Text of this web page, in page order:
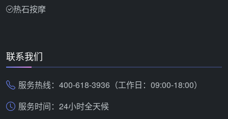
热石按摩
联系我们
服务热线：400-618-3936（工作日：09:00-18:00）
服务时间：24小时全天候